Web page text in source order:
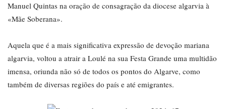
Manuel Quintas na oração de consagração da diocese algarvia à
«Mãe Soberana».
Aquela que é a mais significativa expressão de devoção mariana
algarvia, voltou a atrair a Loulé na sua Festa Grande uma multidão
imensa, oriunda não só de todos os pontos do Algarve, como
também de diversas regiões do país e até emigrantes.